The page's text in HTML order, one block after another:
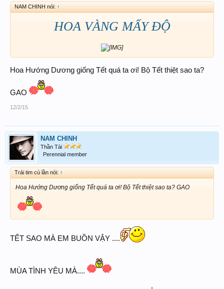
NAM CHINH nói: ↑
HOA VÀNG MẤY ĐỘ
Hoa Hướng Dương giống Tết quá ta ơi! Bộ Tết thiệt sao ta?
GAO
12/2/15
NAM CHINH
Thần Tài
Perennial member
Trái tim cù lần nói: ↑
Hoa Hướng Dương giống Tết quá ta ơi! Bộ Tết thiệt sao ta? GAO
TẾT SAO MÀ EM BUỒN VẬY ....
MÙA TÌNH YÊU MÀ....